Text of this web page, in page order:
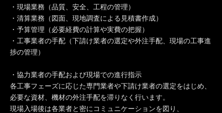
・現場業務（品質、安全、工程の管理）
・清算業務（図面、現地調査による見積書作成）
・予算管理（必要経費の計算や実費の把握）
・工事業者の手配（下請け業者の選定や外注手配、現場の工事進
捗の管理）
・協力業者の手配および現場での進行指示
各工事フェーズに応じた専門業者や下請け業者の選定をはじめ、
必要な資材、機材の外注手配を滞りなく行います。
現場入場後は各業者と密にコミュニケーションを図り、